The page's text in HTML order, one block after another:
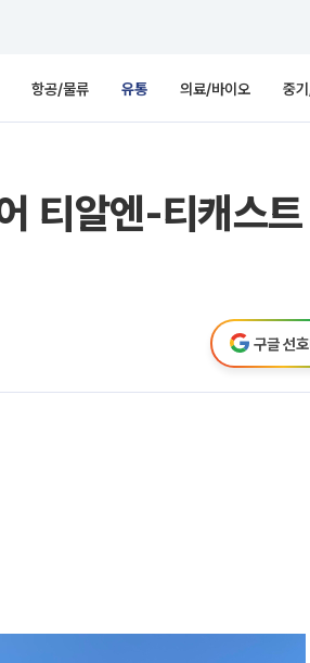
항공/물류 유통 의료/바이오 중
티알엔-티캐스
구글 선